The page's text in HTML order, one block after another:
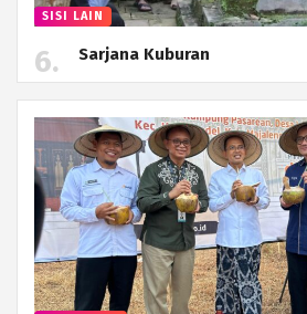
SISI LAIN
Sarjana Kuburan